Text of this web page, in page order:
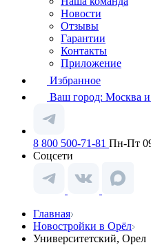
Новости
Отзывы
Гарантии
Контакты
Приложение
Избранное
Ваш город: Москва и
8 800 500-71-81 Пн-Пт
Соцсети
Главная
Новостройки в Орёл
Университетский, Орел